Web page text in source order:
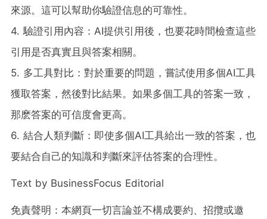
來源。這可以幫助你驗證信息的可靠性。
4. 驗證引用內容：AI提供引用後，也要花時間檢查這些
引用是否真實且與答案相關。
5. 多工具對比：對於重要的問題，嘗試使用多個AI工具
獲取答案，然後對比結果。如果多個工具的答案一致，
那麽答案的可信度會更高。
6. 結合人類判斷：即使多個AI工具給出一致的答案，也
要結合自己的知識和判斷來評估答案的合理性。
Text by BusinessFocus Editorial
免責聲明：本網頁一切言論並不構成要約、招攬或邀